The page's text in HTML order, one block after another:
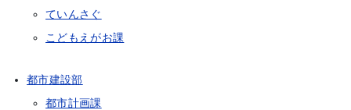
ていんさぐ
こどもえがお課
都市建設部
都市計画課